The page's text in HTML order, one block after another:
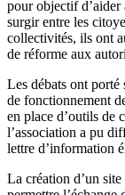
pour objectif
surgir entre les
collectivités, ils ont
de réforme aux
Les débats ont porté
de fonctionnement
en place d’outils de
l’association a pu
lettre d’information
La création d’un